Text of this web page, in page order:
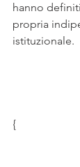
hanno
propria
istituzionale.
{